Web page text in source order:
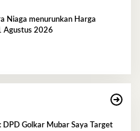
Niaga menurunkan Harga
Agustus 2026
DPD Golkar Mubar Saya Target